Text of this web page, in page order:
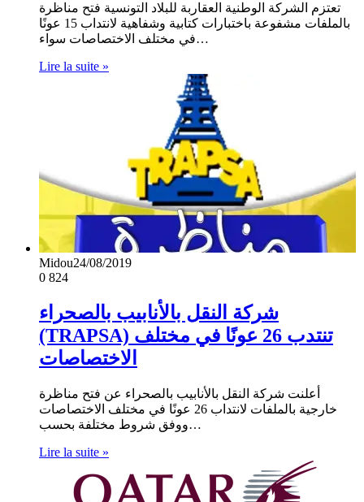
تعتزم الشركة الوطنية العقاربة للبلاد التونسية فتح مناظرة
بالملفات مشفوعة باختبارات كتابية وشفاهية لانتداب 15 عونًا
في مختلف الاختصاصات سواء…
Lire la suite »
Midou24/08/2019
0 824
شركة النقل بالأنابيب بالصحراء
(TRAPSA) تنتدب 26 عونًا في مختلف
الاختصاصات
أعلنت شركة النقل بالأنابيب بالصحراء عن فتح مناظرة
خارجية بالملفات لانتداب 26 عونًا في مختلف الاختصاصات
ووفق شروط مختلفة بحسب…
Lire la suite »